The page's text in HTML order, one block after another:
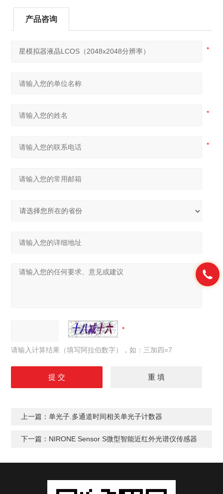
产品咨询
请输入计算结果（填写阿拉伯数字），如：三加四=7
上一篇：单光子.多通道时间相关单光子计数器
下一篇： NIRONE Sensor S微型智能近红外光谱仪传感器